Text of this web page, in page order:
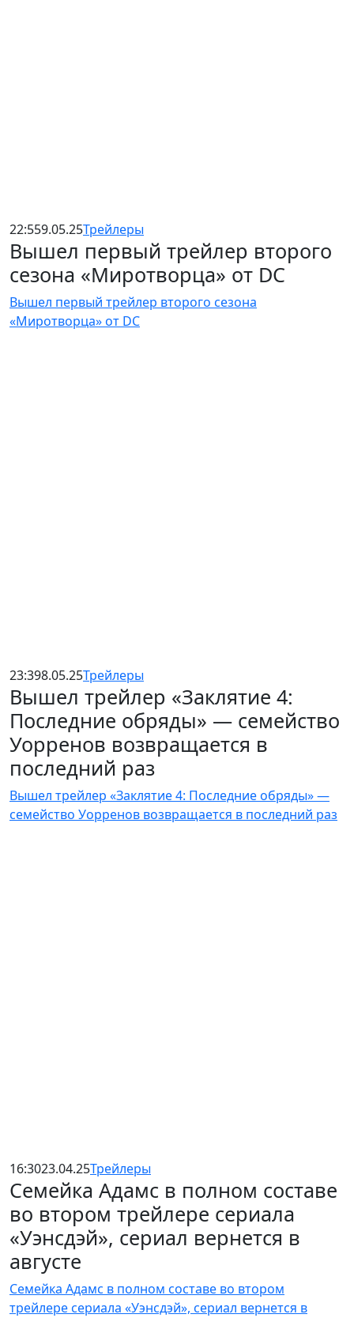
22:559.05.25Трейлеры
Вышел первый трейлер второго
сезона «Миротворца» от DC
Вышел первый трейлер второго сезона
«Миротворца» от DC
23:398.05.25Трейлеры
Вышел трейлер «Заклятие 4:
Последние обряды» — семейство
Уорренов возвращается в
последний раз
Вышел трейлер «Заклятие 4: Последние обряды» —
семейство Уорренов возвращается в последний раз
16:3023.04.25Трейлеры
Семейка Адамс в полном составе
во втором трейлере сериала
«Уэнсдэй», сериал вернется в
августе
Семейка Адамс в полном составе во втором
трейлере сериала «Уэнсдэй», сериал вернется в